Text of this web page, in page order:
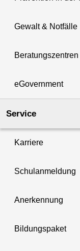
Gewalt & Notfälle
Beratungszentren
eGovernment
Service
Karriere
Schulanmeldung
Anerkennung
Bildungspaket